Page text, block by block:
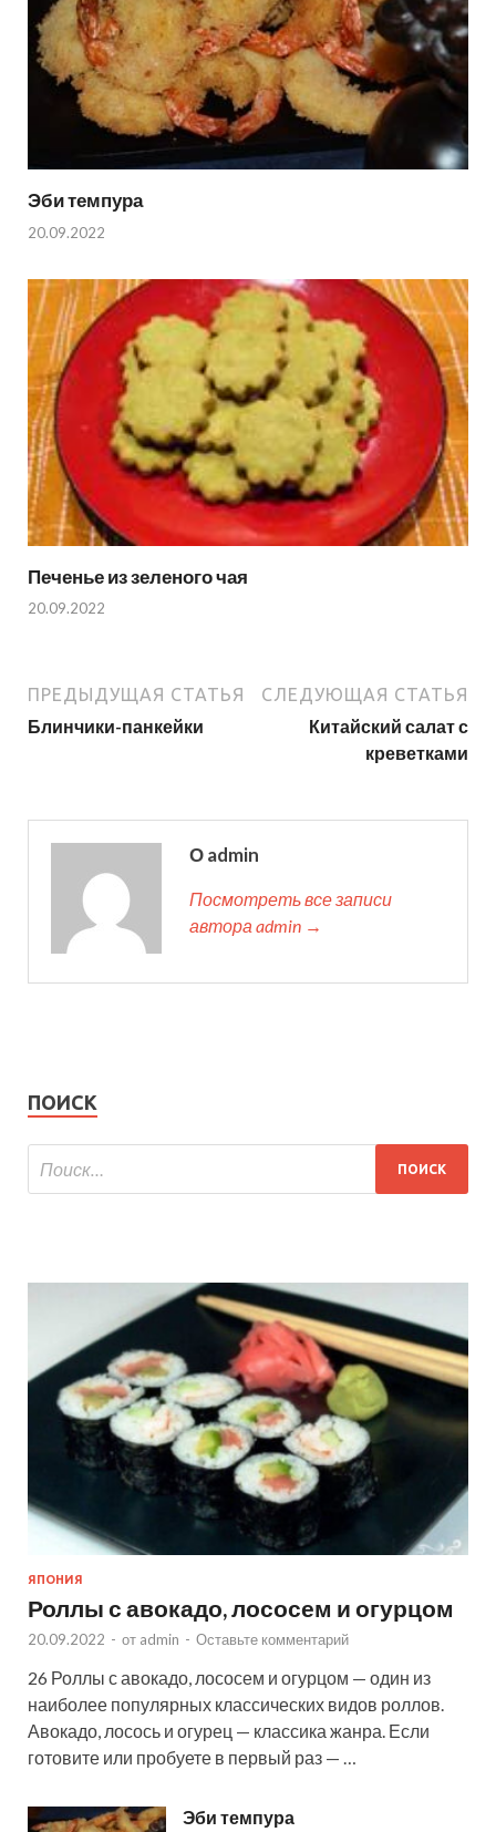
Эби темпура
20.09.2022
Печенье из зеленого чая
20.09.2022
ПРЕДЫДУЩАЯ СТАТЬЯ
Блинчики-панкейки
СЛЕДУЮЩАЯ СТАТЬЯ
Китайский салат с
креветками
О admin
Посмотреть все записи
автора admin →
ПОИСК
ЯПОНИЯ
Роллы с авокадо, лососем и огурцом
20.09.2022 - от admin - Оставьте комментарий
26 Роллы с авокадо, лососем и огурцом — один из
наиболее популярных классических видов роллов.
Авокадо, лосось и огурец — классика жанра. Если
готовите или пробуете в первый раз — …
Эби темпура